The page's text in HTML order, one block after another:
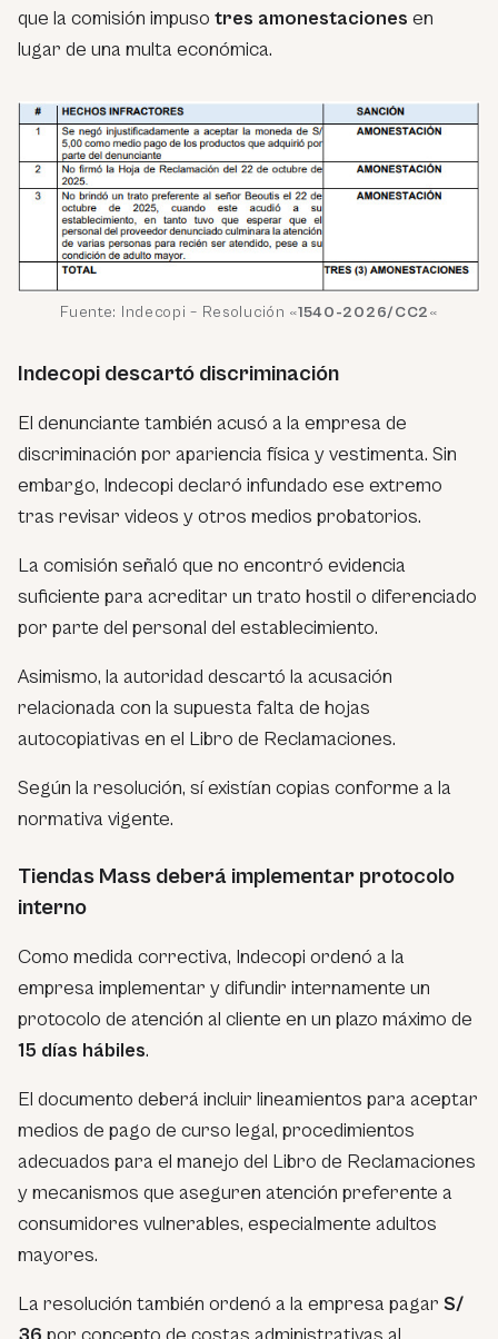
que la comisión impuso tres amonestaciones en
lugar de una multa económica.
Fuente: Indecopi – Resolución «1540-2026/CC2«
Indecopi descartó discriminación
El denunciante también acusó a la empresa de
discriminación por apariencia física y vestimenta. Sin
embargo, Indecopi declaró infundado ese extremo
tras revisar videos y otros medios probatorios.
La comisión señaló que no encontró evidencia
suficiente para acreditar un trato hostil o diferenciado
por parte del personal del establecimiento.
Asimismo, la autoridad descartó la acusación
relacionada con la supuesta falta de hojas
autocopiativas en el Libro de Reclamaciones.
Según la resolución, sí existían copias conforme a la
normativa vigente.
Tiendas Mass deberá implementar protocolo
interno
Como medida correctiva, Indecopi ordenó a la
empresa implementar y difundir internamente un
protocolo de atención al cliente en un plazo máximo de
15 días hábiles.
El documento deberá incluir lineamientos para aceptar
medios de pago de curso legal, procedimientos
adecuados para el manejo del Libro de Reclamaciones
y mecanismos que aseguren atención preferente a
consumidores vulnerables, especialmente adultos
mayores.
La resolución también ordenó a la empresa pagar S/